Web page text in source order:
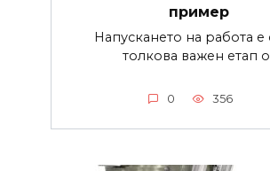
пример
Напускането на работа
толкова важен етап
0 356